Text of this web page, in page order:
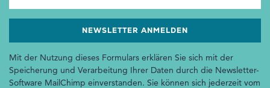
Mit der Nutzung dieses Formulars erklären Sie sich mit der
Speicherung und Verarbeitung Ihrer Daten durch die Newsletter-
Software MailChimp einverstanden. Sie können sich jederzeit vom